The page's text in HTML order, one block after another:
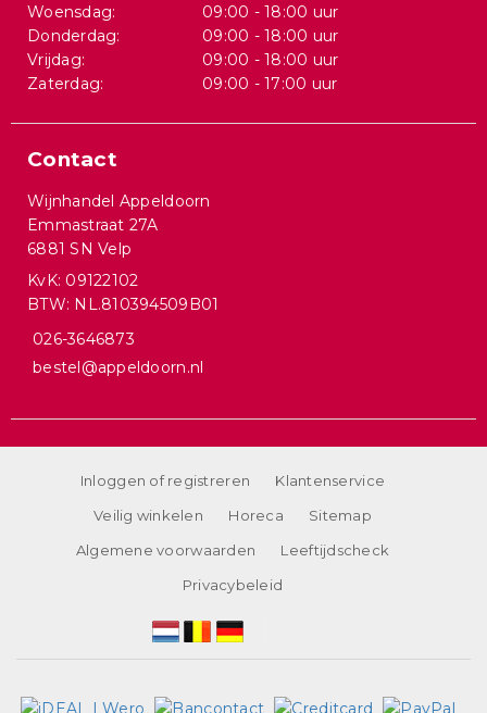
Woensdag:
09:00 - 18:00 uur
Donderdag:
09:00 - 18:00 uur
Vrijdag:
09:00 - 18:00 uur
Zaterdag:
09:00 - 17:00 uur
Contact
Wijnhandel Appeldoorn
Emmastraat 27A
6881 SN Velp
KvK: 09122102
BTW: NL.810394509B01
026-3646873
bestel@appeldoorn.nl
Inloggen of registreren
Klantenservice
Veilig winkelen
Horeca
Sitemap
Algemene voorwaarden
Leeftijdscheck
Privacybeleid